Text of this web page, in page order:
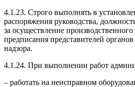
4.1.23. Строго выполнять в
распоряжения руководства,
за осуществление
предписания представителей органов
надзора.
4.1.24. При выполнении работ
– работать на неисправном